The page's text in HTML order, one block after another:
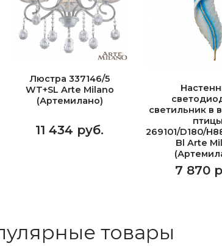
Люстра 337146/5
WT+SL Arte Milano
(Артемилано)
11 434 руб.
светильник в
птицы
269101/D180/
Bl Arte
7 870
товары